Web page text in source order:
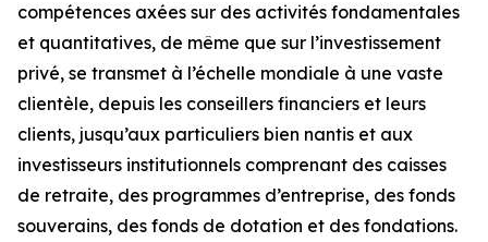
compétences axées sur des activités fondamentales
et quantitatives, de même que sur l’investissement
privé, se transmet à l’échelle mondiale à une vaste
clientèle, depuis les conseillers financiers et leurs
clients, jusqu’aux particuliers bien nantis et aux
investisseurs institutionnels comprenant des caisses
de retraite, des programmes d’entreprise, des fonds
souverains, des fonds de dotation et des fondations.